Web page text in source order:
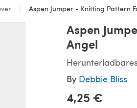
Aspen Jumper - Knitting Pattern
Aspen
Angel
By Debbie Bliss
4,25 €